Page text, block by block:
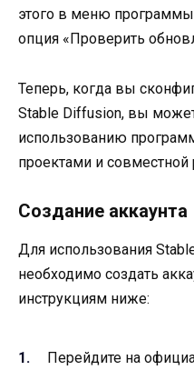
этого в меню
опция «Проверить
Теперь, когда вы
Stable Diffusion, вы
использованию
проектами и
Создание аккаунта
Для использования
необходимо создать
инструкциям ниже:
Перейдите на